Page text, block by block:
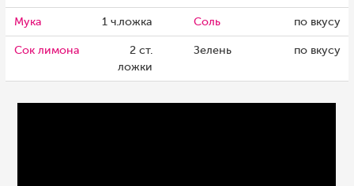
Мука 1 ч.ложка Соль по вкусу
Сок лимона
2 ст.
ложки
Зелень по вкусу